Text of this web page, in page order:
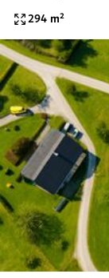
294 m²